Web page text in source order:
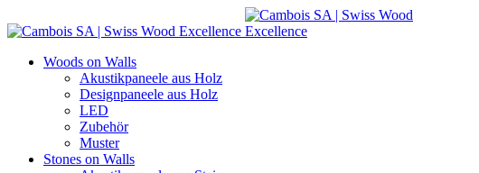
Woods on Walls
Akustikpaneele aus Holz
Designpaneele aus Holz
LED
Zubehör
Muster
Stones on Walls